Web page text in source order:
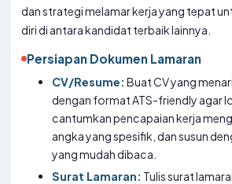
dan strategi melamar kerja yang tepat
diri di antara kandidat terbaik lainnya.
Persiapan Dokumen Lamaran
CV/Resume: Buat CV yang
dengan format ATS-friendly agar
cantumkan pencapaian kerja
angka yang spesifik, dan susun
yang mudah dibaca.
Surat Lamaran: Tulis surat